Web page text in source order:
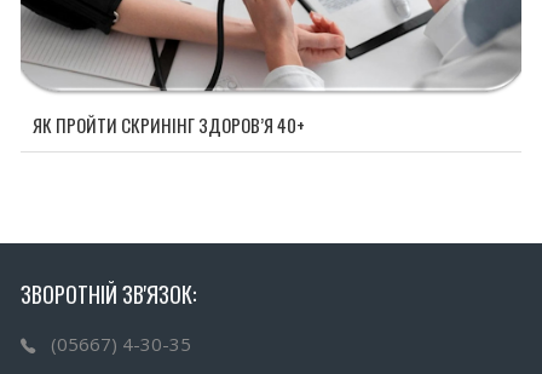
ЯК ПРОЙТИ СКРИНІНГ ЗДОРОВ’Я 40+
ЗВОРОТНІЙ ЗВ'ЯЗОК:
(05667) 4-30-35